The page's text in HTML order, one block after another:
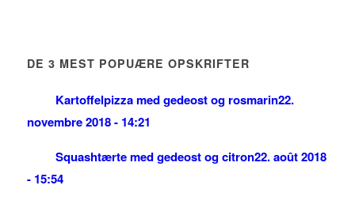
DE 3 MEST POPUÆRE OPSKRIFTER
Kartoffelpizza med gedeost og rosmarin22.
novembre 2018 - 14:21
Squashtærte med gedeost og citron22. août 2018
- 15:54